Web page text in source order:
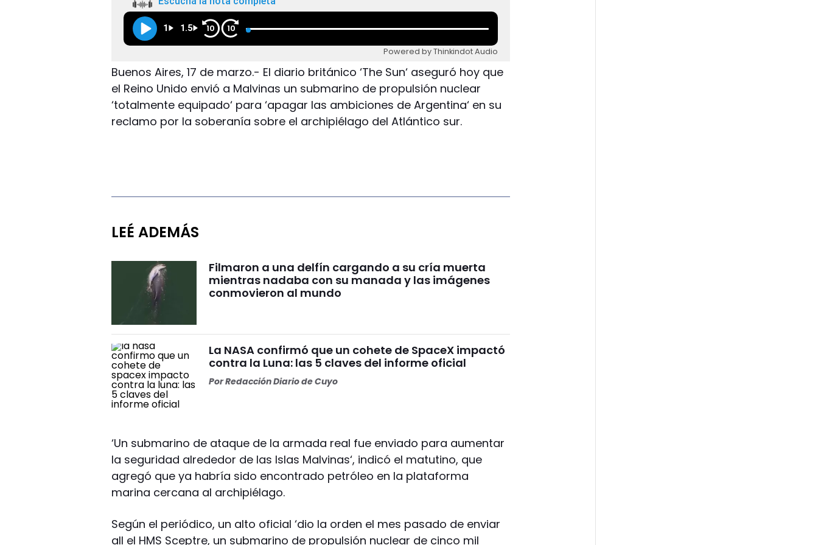
1 1.5 10 10
Powered by Thinkindot Audio
Buenos Aires, 17 de marzo.- El diario británico ‘The Sun‘ aseguró hoy que
el Reino Unido envió a Malvinas un submarino de propulsión nuclear
‘totalmente equipado‘ para ‘apagar las ambiciones de Argentina‘ en su
reclamo por la soberanía sobre el archipiélago del Atlántico sur.
LEÉ ADEMÁS
Filmaron a una delfín cargando a su cría muerta
mientras nadaba con su manada y las imágenes
conmovieron al mundo
La NASA confirmó que un cohete de SpaceX impactó
contra la Luna: las 5 claves del informe oficial
PorRedacción Diario de Cuyo
‘Un submarino de ataque de la armada real fue enviado para aumentar
la seguridad alrededor de las Islas Malvinas‘, indicó el matutino, que
agregó que ya habría sido encontrado petróleo en la plataforma
marina cercana al archipiélago.
Según el periódico, un alto oficial ‘dio la orden el mes pasado de enviar
all el HMS Sceptre, un submarino de propulsión nuclear de cinco mil